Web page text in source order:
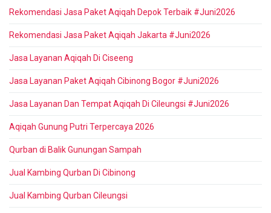
Rekomendasi Jasa Paket Aqiqah Depok Terbaik #Juni2026
Rekomendasi Jasa Paket Aqiqah Jakarta #Juni2026
Jasa Layanan Aqiqah Di Ciseeng
Jasa Layanan Paket Aqiqah Cibinong Bogor #Juni2026
Jasa Layanan Dan Tempat Aqiqah Di Cileungsi #Juni2026
Aqiqah Gunung Putri Terpercaya 2026
Qurban di Balik Gunungan Sampah
Jual Kambing Qurban Di Cibinong
Jual Kambing Qurban Cileungsi